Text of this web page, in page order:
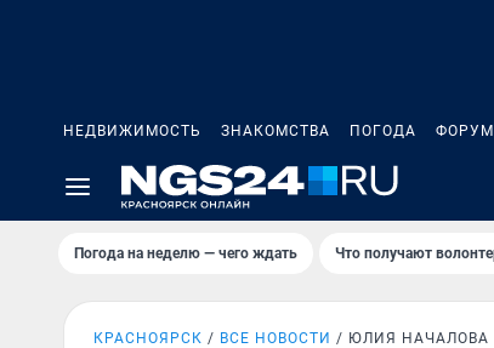
НЕДВИЖИМОСТЬ ЗНАКОМСТВА ПОГОДА
Погода на неделю — чего ждать Что получают
КРАСНОЯРСК ВСЕ НОВОСТИ ЮЛИЯ НАЧАЛОВА